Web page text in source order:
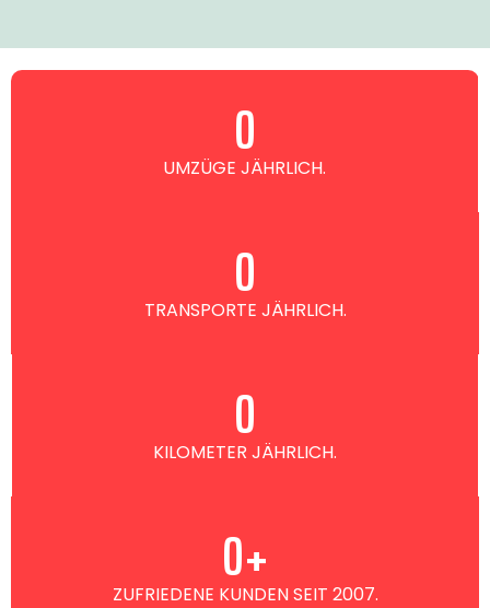
UMZÜGE JÄHRLICH.
0
TRANSPORTE JÄHRLICH.
0
KILOMETER JÄHRLICH.
0
ZUFRIEDENE KUNDEN SEIT 2007.
0+